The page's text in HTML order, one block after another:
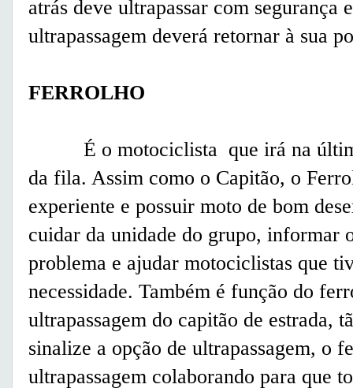
atrás deve ultrapassar com segurança
ultrapassagem deverá retornar à sua
FERROLHO
É o motociclista que irá na
da fila. Assim como o Capitão, o
experiente e possuir moto de bom
cuidar da unidade do grupo, informar
problema e ajudar motociclistas que
necessidade. Também é função do
ultrapassagem do capitão de estrada,
sinalize a opção de ultrapassagem, o
ultrapassagem colaborando para que